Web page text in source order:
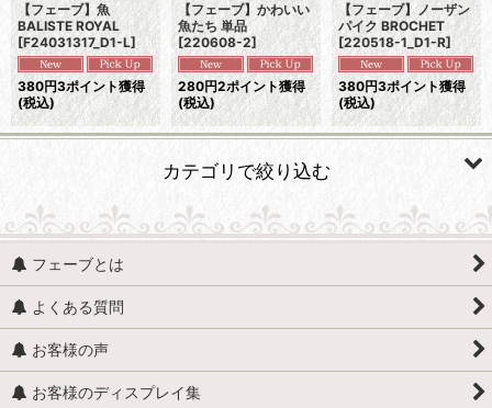
【フェーブ】魚
BALISTE ROYAL
[F24031317_D1-L]
380円3ポイント獲得
(税込)
【フェーブ】かわいい
魚たち 単品
[220608-2]
280円2ポイント獲得
(税込)
【フェーブ】ノーザン
パイク BROCHET
[220518-1_D1-R]
380円3ポイント獲得
(税込)
カテゴリで絞り込む
動物 (すべての商品を表示)
魚、イルカ、くじら、サメ
馬（うま）
フェーブとは
よくある質問
お客様の声
お客様のディスプレイ集